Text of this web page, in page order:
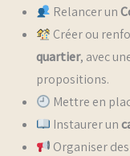
Relancer un
Créer ou
quartier, avec
propositions.
Mettre en
Instaurer un
Organiser des